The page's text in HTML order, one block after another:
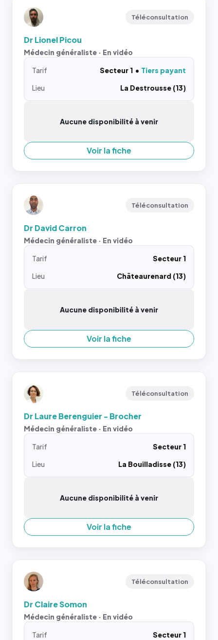
Téléconsultation
Dr Lionel Picou
Médecin généraliste · En vidéo
Tarif Secteur 1
Tiers payant
Lieu
La Destrousse (13)
Aucune disponibilité à venir
Voir la fiche
Téléconsultation
Dr David Carron
Médecin généraliste · En vidéo
Tarif
Secteur 1
Lieu
Châteaurenard (13)
Aucune disponibilité à venir
Voir la fiche
Téléconsultation
Dr Laure Berenguier - Brocher
Médecin généraliste · En vidéo
Tarif
Secteur 1
Lieu
La Bouilladisse (13)
Aucune disponibilité à venir
Voir la fiche
Téléconsultation
Dr Claire Somon
Médecin généraliste · En vidéo
Tarif
Secteur 1